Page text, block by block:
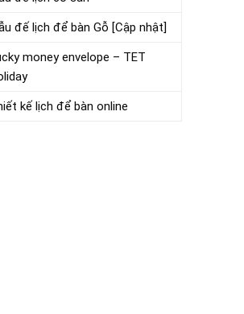
đế lịch để bàn Gỗ [Cập nhật]
money envelope – TET
kế lịch để bàn online